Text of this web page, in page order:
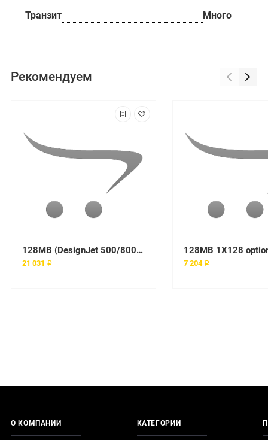
Транзит Много
Рекомендуем
128MB (DesignJet 500/800 Series)
21 031 ₽
128MB 1X128
7 204 ₽
О КОМПАНИИ КАТЕГОРИИ